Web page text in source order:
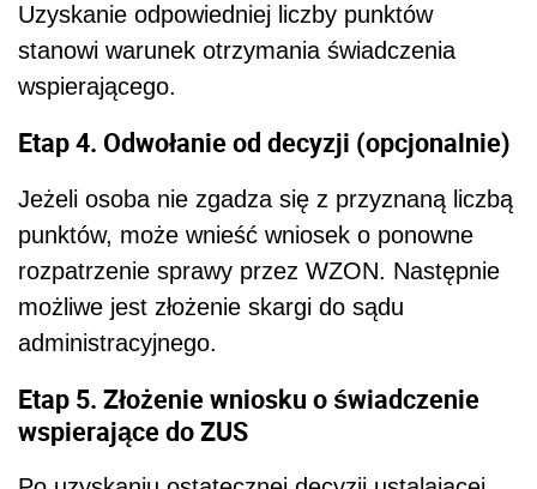
Uzyskanie odpowiedniej liczby punktów
stanowi warunek otrzymania świadczenia
wspierającego.
Etap 4. Odwołanie od decyzji (opcjonalnie)
Jeżeli osoba nie zgadza się z przyznaną liczbą
punktów, może wnieść wniosek o ponowne
rozpatrzenie sprawy przez WZON. Następnie
możliwe jest złożenie skargi do sądu
administracyjnego.
Etap 5. Złożenie wniosku o świadczenie
wspierające do ZUS